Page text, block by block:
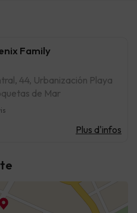
Family
44, Urbanización Playa
de Mar
Plus d'infos